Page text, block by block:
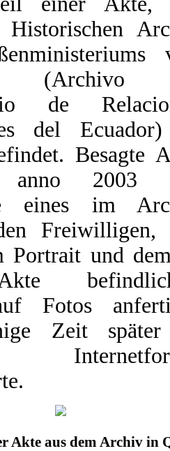
(Archivo
de
del
Besagte
anno 2003
eines im
Freiwilligen,
Portrait und
Fotos
Zeit
Akte aus dem Archiv in